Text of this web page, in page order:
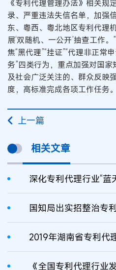
《专利代理管理办法》相关规
录、严重违法失信名单，加强
东、粤西、粤北地区专利代理
展‘双随机、一公开’抽查工作
焦“黑代理”“挂证”“代理非正常
务”四类行为，重点加强对国
及社会广泛关注的、群众反映
度，高标准完成各项工作任务。
上一篇
相关文章